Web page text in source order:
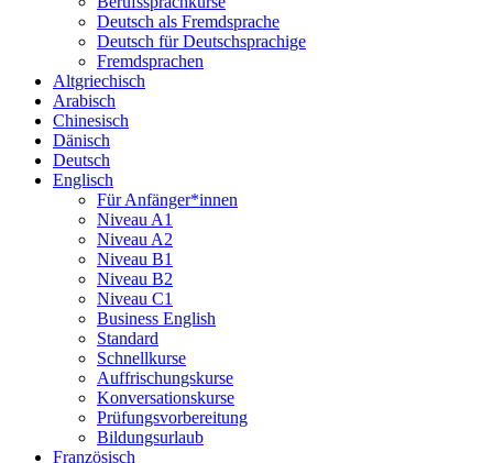
Deutsch als Fremdsprache
Deutsch für Deutschsprachige
Fremdsprachen
Altgriechisch
Arabisch
Chinesisch
Dänisch
Deutsch
Englisch
Für Anfänger*innen
Niveau A1
Niveau A2
Niveau B1
Niveau B2
Niveau C1
Business English
Standard
Schnellkurse
Auffrischungskurse
Konversationskurse
Prüfungsvorbereitung
Bildungsurlaub
Französisch